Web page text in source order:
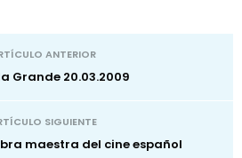
ANTERIOR
Grande 20.03.2009
SIGUIENTE
maestra del cine español